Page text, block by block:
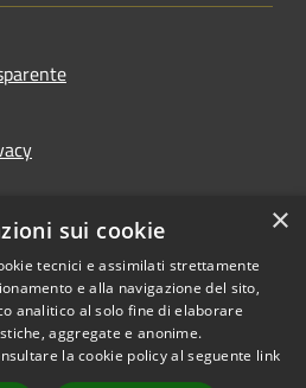
Copyright © 2026 • Comune di
×
sui cookie
tecnici e assimilati strettamente
e alla navigazione del sito,
analitico al solo fine di elaborare
aggregate e anonime.
la cookie policy al seguente link